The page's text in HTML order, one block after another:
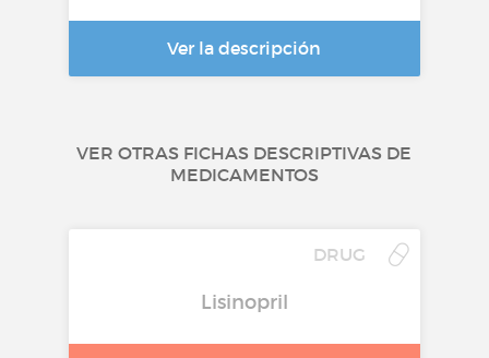
Ver la descripción
VER OTRAS FICHAS DESCRIPTIVAS DE
MEDICAMENTOS
DRUG
Lisinopril